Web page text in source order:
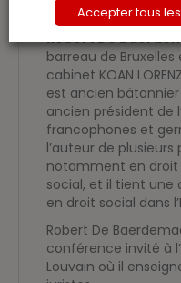
cours et tribunaux
Robert De
barreau de
cabinet KOAN
est ancien
ancien président de
francophones et
l’auteur de
notamment en droit
social, et il tient une
en droit social dans
Robert De
conférence invité à
Louvain où il
Accepter tous